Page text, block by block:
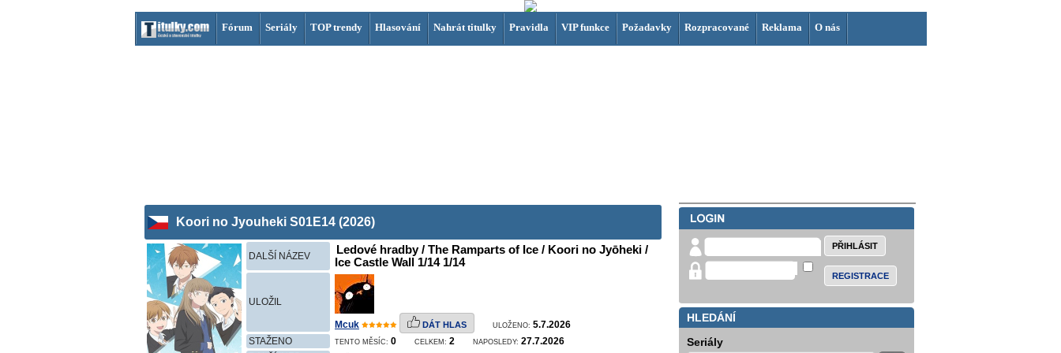
Fórum Seriály TOP trendy Hlasování Nahrát titulky Pravidla VIP funkce Požadavky Rozpracované Reklama O nás
Koori no Jyouheki S01E14 (2026)
DALŠÍ NÁZEV
Ledové hradby / The Ramparts of Ice / Koori no Jyōheki /
Ice Castle Wall 1/14 1/14
ULOŽIL
Mcuk DÁT HLAS ULOŽENO: 5.7.2026
STAŽENO
TENTO MĚSÍC: 0 CELKEM: 2 NAPOSLEDY: 27.7.2026
REGISTRACE
HLEDÁNÍ
Seriály